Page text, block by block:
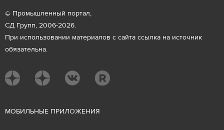
© Промышленный портал,
СД Групп, 2006-2026.
При использовании материалов с сайта ссылка на источник
обязательна.
МОБИЛЬНЫЕ ПРИЛОЖЕНИЯ